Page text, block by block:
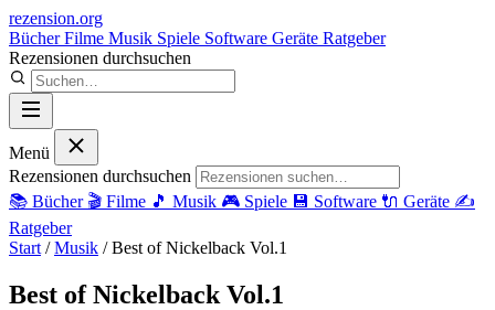
rezension.org
BücherFilme Musik Spiele Software Geräte Ratgeber
Rezensionen durchsuchen
Menü
Rezensionen durchsuchen
📚 Bücher 🎬 Filme 🎵 Musik 🎮 Spiele 💾 Software 🔌 Geräte ✍️
Ratgeber
Start / Musik / Best of Nickelback Vol.1
Best of Nickelback Vol.1